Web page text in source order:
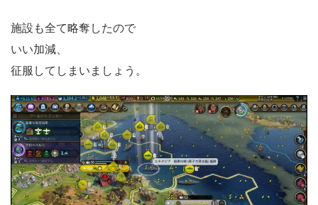
施設も全て略奪したので
いい加減、
征服してしまいましょう。